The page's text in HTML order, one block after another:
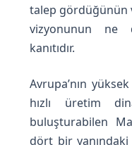
talep gördüğünün
vizyonunun ne
kanıtıdır.
Avrupa’nın
hızlı üretim
buluşturabilen
dört bir yanındaki